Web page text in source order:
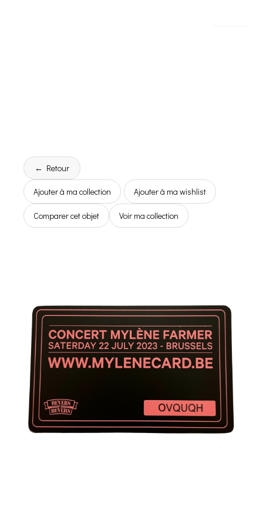
← Retour
Ajouter à ma collection Ajouter à ma wishlist
Comparer cet objet Voir ma collection